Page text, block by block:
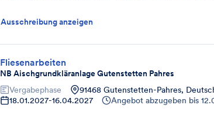
Ausschreibung anzeigen
Fliesenarbeiten
NB Aischgrundkläranlage Gutenstetten Pahres
Vergabephase 91468 Gutenstetten-Pahres,
18.01.2027-16.04.2027 Angebot abzugeben bis